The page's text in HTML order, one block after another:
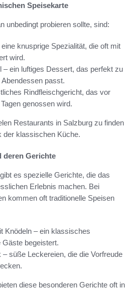
Speisekarte
unbedingt probieren sollte, sind:
knusprige Spezialität, die oft mit
wird.
– ein luftiges Dessert, das perfekt zu
passt.
Rindfleischgericht, das vor
genossen wird.
Restaurants in Salzburg zu finden
der klassischen Küche.
deren Gerichte
gibt es spezielle Gerichte, die das
Erlebnis machen. Bei
kommen oft traditionelle Speisen
Knödeln – ein klassisches
begeistert.
süße Leckereien, die die Vorfreude
diese besonderen Gerichte oft in